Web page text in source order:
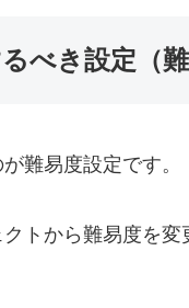
べき設定（難
難易度設定です。
トから難易度を